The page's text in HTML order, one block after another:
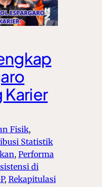
Karier
Fisik
Statistik
, Performa
di
, Rekapitulasi